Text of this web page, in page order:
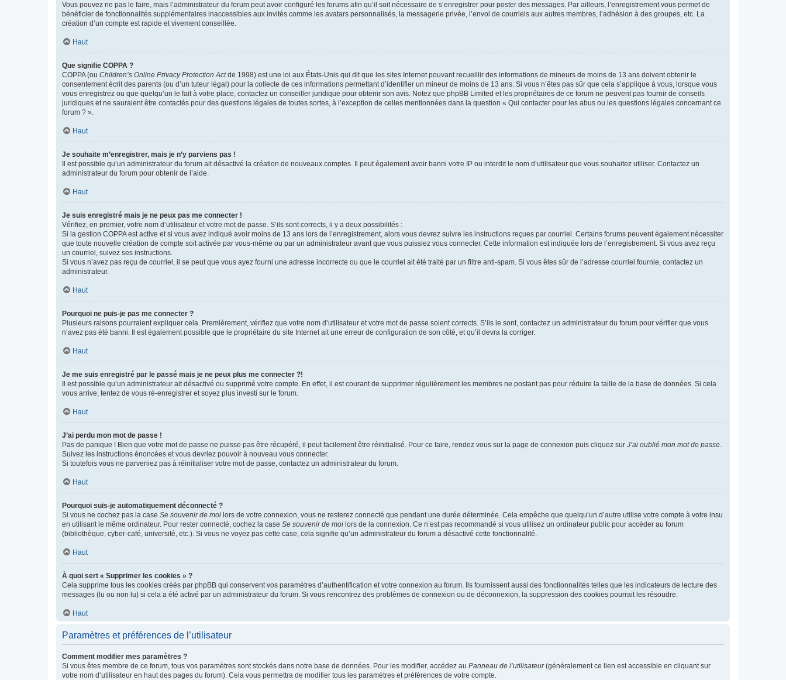
Vous pouvez ne pas le faire, mais l’administrateur du forum peut avoir configuré les forums afin qu’il soit nécessaire de s’enregistrer pour poster des messages. Par ailleurs, l’enregistrement vous permet de
bénéficier de fonctionnalités supplémentaires inaccessibles aux invités comme les avatars personnalisés, la messagerie privée, l’envoi de courriels aux autres membres, l’adhésion à des groupes, etc. La
création d’un compte est rapide et vivement conseillée.
Haut
Que signifie COPPA ?
COPPA (ou Children’s Online Privacy Protection Actde 1998) est une loi aux États-Unis qui dit que les sites Internet pouvant recueillir des informations de mineurs de moins de 13 ans doivent obtenir le
consentement écrit des parents (ou d’un tuteur légal) pour la collecte de ces informations permettant d’identifier un mineur de moins de 13 ans. Si vous n’êtes pas sûr que cela s’applique à vous, lorsque vous
vous enregistrez ou que quelqu’un le fait à votre place, contactez un conseiller juridique pour obtenir son avis. Notez que phpBB Limited et les propriétaires de ce forum ne peuvent pas fournir de conseils
juridiques et ne sauraient être contactés pour des questions légales de toutes sortes, à l’exception de celles mentionnées dans la question « Qui contacter pour les abus ou les questions légales concernant ce
forum ? ».
Haut
Je souhaite m’enregistrer, mais je n’y parviens pas !
Il est possible qu’un administrateur du forum ait désactivé la création de nouveaux comptes. Il peut également avoir banni votre IP ou interdit le nom d’utilisateur que vous souhaitez utiliser. Contactez un
administrateur du forum pour obtenir de l’aide.
Haut
Je suis enregistré mais je ne peux pas me connecter !
Vérifiez, en premier, votre nom d’utilisateur et votre mot de passe. S’ils sont corrects, il y a deux possibilités :
Si la gestion COPPA est active et si vous avez indiqué avoir moins de 13 ans lors de l’enregistrement, alors vous devrez suivre les instructions reçues par courriel. Certains forums peuvent également nécessiter
que toute nouvelle création de compte soit activée par vous-même ou par un administrateur avant que vous puissiez vous connecter. Cette information est indiquée lors de l’enregistrement. Si vous avez reçu
un courriel, suivez ses instructions.
Si vous n’avez pas reçu de courriel, il se peut que vous ayez fourni une adresse incorrecte ou que le courriel ait été traité par un filtre anti-spam. Si vous êtes sûr de l’adresse courriel fournie, contactez un
administrateur.
Haut
Pourquoi ne puis-je pas me connecter ?
Plusieurs raisons pourraient expliquer cela. Premièrement, vérifiez que votre nom d’utilisateur et votre mot de passe soient corrects. S’ils le sont, contactez un administrateur du forum pour vérifier que vous
n’avez pas été banni. Il est également possible que le propriétaire du site Internet ait une erreur de configuration de son côté, et qu’il devra la corriger.
Haut
Je me suis enregistré par le passé mais je ne peux plus me connecter ?!
Il est possible qu’un administrateur ait désactivé ou supprimé votre compte. En effet, il est courant de supprimer régulièrement les membres ne postant pas pour réduire la taille de la base de données. Si cela
vous arrive, tentez de vous ré-enregistrer et soyez plus investi sur le forum.
Haut
J’ai perdu mon mot de passe !
Pas de panique ! Bien que votre mot de passe ne puisse pas être récupéré, il peut facilement être réinitialisé. Pour ce faire, rendez vous sur la page de connexion puis cliquez sur J’ai oublié mon mot de passe.
Suivez les instructions énoncées et vous devriez pouvoir à nouveau vous connecter.
Si toutefois vous ne parveniez pas à réinitialiser votre mot de passe, contactez un administrateur du forum.
Haut
Pourquoi suis-je automatiquement déconnecté ?
Si vous ne cochez pas la case Se souvenir de moi lors de votre connexion, vous ne resterez connecté que pendant une durée déterminée. Cela empêche que quelqu’un d’autre utilise votre compte à votre insu
en utilisant le même ordinateur. Pour rester connecté, cochez la case Se souvenir de moi lors de la connexion. Ce n’est pas recommandé si vous utilisez un ordinateur public pour accéder au forum
(bibliothèque, cyber-café, université, etc.). Si vous ne voyez pas cette case, cela signifie qu’un administrateur du forum a désactivé cette fonctionnalité.
Haut
À quoi sert « Supprimer les cookies » ?
Cela supprime tous les cookies créés par phpBB qui conservent vos paramètres d’authentification et votre connexion au forum. Ils fournissent aussi des fonctionnalités telles que les indicateurs de lecture des
messages (lu ou non lu) si cela a été activé par un administrateur du forum. Si vous rencontrez des problèmes de connexion ou de déconnexion, la suppression des cookies pourrait les résoudre.
Haut
Paramètres et préférences de l’utilisateur
Comment modifier mes paramètres ?
Si vous êtes membre de ce forum, tous vos paramètres sont stockés dans notre base de données. Pour les modifier, accédez au Panneau de l’utilisateur(généralement ce lien est accessible en cliquant sur
votre nom d’utilisateur en haut des pages du forum). Cela vous permettra de modifier tous les paramètres et préférences de votre compte.